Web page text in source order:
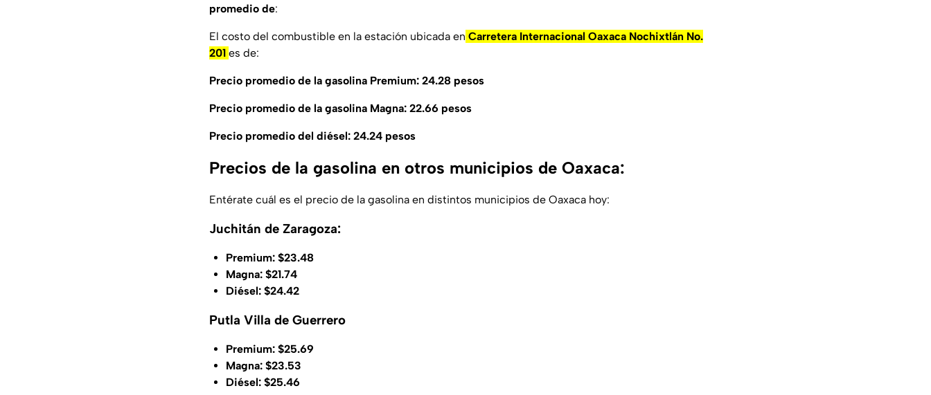
promedio de:
El costo del combustible en la estación ubicada en Carretera Internacional Oaxaca Nochixtlán No.
201 es de:
Precio promedio de la gasolina Premium: 24.28 pesos
Precio promedio de la gasolina Magna: 22.66 pesos
Precio promedio del diésel: 24.24 pesos
Precios de la gasolina en otros municipios de Oaxaca:
Entérate cuál es el precio de la gasolina en distintos municipios de Oaxaca hoy:
Juchitán de Zaragoza:
Premium: $23.48
Magna: $21.74
Diésel: $24.42
Putla Villa de Guerrero
Premium: $25.69
Magna: $23.53
Diésel: $25.46